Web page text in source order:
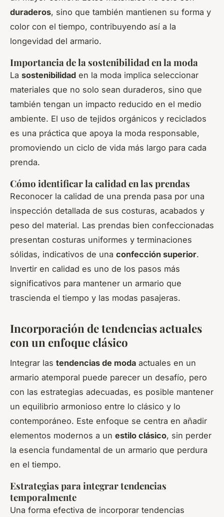
duraderos, sino que también mantienen su forma y
color con el tiempo, contribuyendo así a la
longevidad del armario.
Importancia de la sostenibilidad en la moda
La sostenibilidad en la moda implica seleccionar
materiales que no solo sean duraderos, sino que
también tengan un impacto reducido en el medio
ambiente. El uso de tejidos orgánicos y reciclados
es una práctica que apoya la moda responsable,
promoviendo un ciclo de vida más largo para cada
prenda.
Cómo identificar la calidad en las prendas
Reconocer la calidad de una prenda pasa por una
inspección detallada de sus costuras, acabados y
peso del material. Las prendas bien confeccionadas
presentan costuras uniformes y terminaciones
sólidas, indicativos de una confección superior.
Invertir en calidad es uno de los pasos más
significativos para mantener un armario que
trascienda el tiempo y las modas pasajeras.
Incorporación de tendencias actuales
con un enfoque clásico
Integrar las tendencias de moda actuales en un
armario atemporal puede parecer un desafío, pero
con las estrategias adecuadas, es posible mantener
un equilibrio armonioso entre lo clásico y lo
contemporáneo. Este enfoque se centra en añadir
elementos modernos a un estilo clásico, sin perder
la esencia fundamental de un armario que perdura
en el tiempo.
Estrategias para integrar tendencias
temporalmente
Una forma efectiva de incorporar tendencias